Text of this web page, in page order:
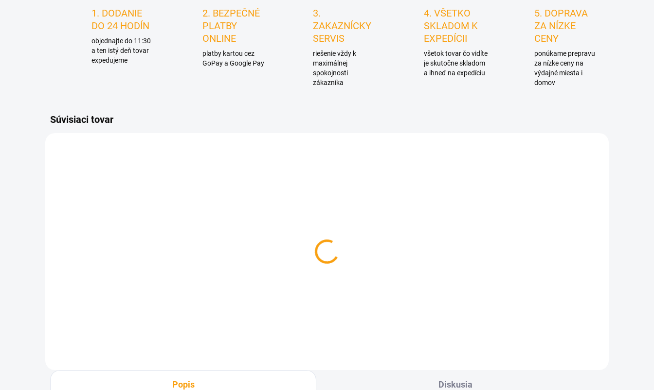
1. DODANIE
DO 24 HODÍN
objednajte do 11:30
a ten istý deň tovar
expedujeme
2. BEZPEČNÉ
PLATBY
ONLINE
platby kartou cez
GoPay a Google Pay
3.
ZAKAZNÍCKY
SERVIS
riešenie vždy k
maximálnej
spokojnosti
zákazníka
4. VŠETKO
SKLADOM K
EXPEDÍCII
všetok tovar čo vidíte
je skutočne skladom
a ihneď na expedíciu
5. DOPRAVA
ZA NÍZKE
CENY
ponúkame prepravu
za nízke ceny na
výdajné miesta i
domov
Súvisiaci tovar
Popis Diskusia